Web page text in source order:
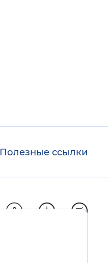
Полезные ссылки